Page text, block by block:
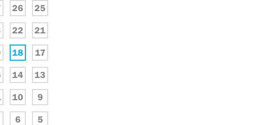
26 25
22 21
18 17
14 13
10 9
6 5